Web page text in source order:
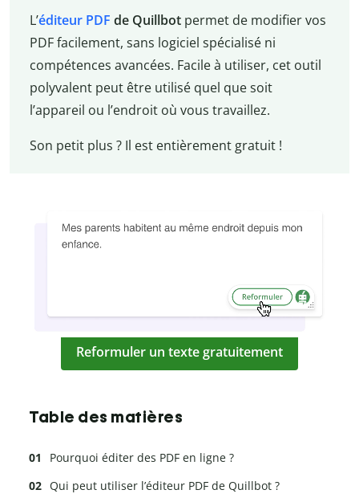
L’éditeur PDF de Quillbotpermet de modifier vos
PDF facilement, sans logiciel spécialisé ni
compétences avancées. Facile à utiliser, cet outil
polyvalent peut être utilisé quel que soit
l’appareil ou l’endroit où vous travaillez.
Son petit plus ? Il est entièrement gratuit !
Reformuler un texte gratuitement
Table des matières
Pourquoi éditer des PDF en ligne ?
Qui peut utiliser l’éditeur PDF de Quillbot ?